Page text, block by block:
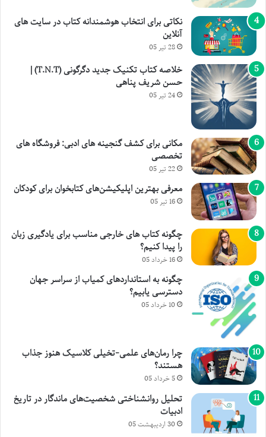
نکاتی برای انتخاب هوشمندانه کتاب در سایت های
آنلاین
28 تیر 05
خلاصه کتاب تکنیک جدید دگرگونی (T.N.T) |
حسن شریف پناهی
24 تیر 05
مکانی برای کشف گنجینه های ادبی: فروشگاه های
تخصصی
22 تیر 05
معرفی بهترین اپلیکیشن‌های کتابخوان برای کودکان
16 تیر 05
چگونه کتاب های خارجی مناسب برای یادگیری زبان
را پیدا کنیم؟
16 خرداد 05
چگونه به استانداردهای کمیاب از سراسر جهان
دسترسی یابیم؟
10 خرداد 05
چرا رمان‌های علمی-تخیلی کلاسیک هنوز جذاب
هستند؟
5 خرداد 05
تحلیل روانشناختی شخصیت‌های ماندگار در تاریخ
ادبیات
30 اردیبهشت 05